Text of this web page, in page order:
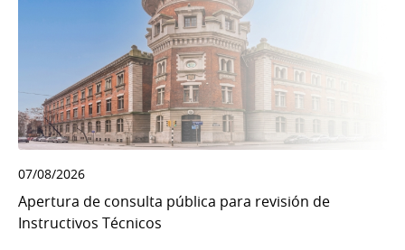
07/08/2026
Apertura de consulta pública para revisión de
Instructivos Técnicos